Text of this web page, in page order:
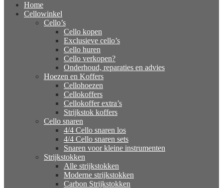
Home
Cellowinkel
Cello’s
Cello kopen
Exclusieve cello’s
Cello huren
Cello verkopen?
Onderhoud, reparaties en advies
Hoezen en Koffers
Cellohoezen
Cellokoffers
Cellokoffer extra’s
Strijkstok koffers
Cello snaren
4/4 Cello snaren los
4/4 Cello snaren sets
Snaren voor kleine instrumenten
Strijkstokken
Alle strijkstokken
Moderne strijkstokken
Carbon Strijkstokken